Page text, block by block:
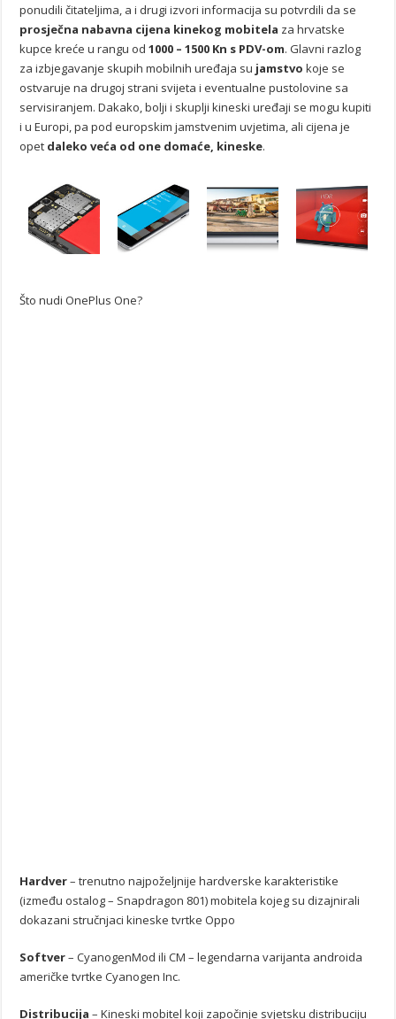
ponudili čitateljima, a i drugi izvori informacija su potvrdili da se
prosječna nabavna cijena kinekog mobitela za hrvatske
kupce kreće u rangu od1000 – 1500 Kn s PDV-om. Glavni razlog
za izbjegavanje skupih mobilnih uređaja su jamstvo koje se
ostvaruje na drugoj strani svijeta i eventualne pustolovine sa
servisiranjem. Dakako, bolji i skuplji kineski uređaji se mogu kupiti
i u Europi, pa pod europskim jamstvenim uvjetima, ali cijena je
opet daleko veća od one domaće, kineske.
Što nudi OnePlus One?
Hardver– trenutno najpoželjnije hardverske karakteristike
(između ostalog – Snapdragon 801) mobitela kojeg su dizajnirali
dokazani stručnjaci kineske tvrtke Oppo
Softver– CyanogenMod ili CM – legendarna varijanta androida
američke tvrtke Cyanogen Inc.
Distribucija – Kineski mobitel koji započinje svjetsku distribuciju